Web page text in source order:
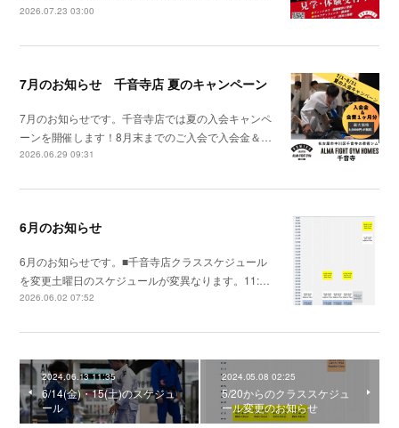
2026.07.23 03:00
7月のお知らせ 千音寺店 夏のキャンペーン
7月のお知らせです。千音寺店では夏の入会キャンペ
ーンを開催します！8月末までのご入会で入会金＆…
2026.06.29 09:31
6月のお知らせ
6月のお知らせです。■千音寺店クラススケジュール
を変更土曜日のスケジュールが変異なります。11:…
2026.06.02 07:52
2024.06.13 11:35
6/14(金)・15(土)のスケジュ
ール
2024.05.08 02:25
5/20からのクラススケジュ
ール変更のお知らせ